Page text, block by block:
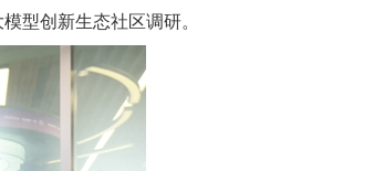
型创新生态社区调研。